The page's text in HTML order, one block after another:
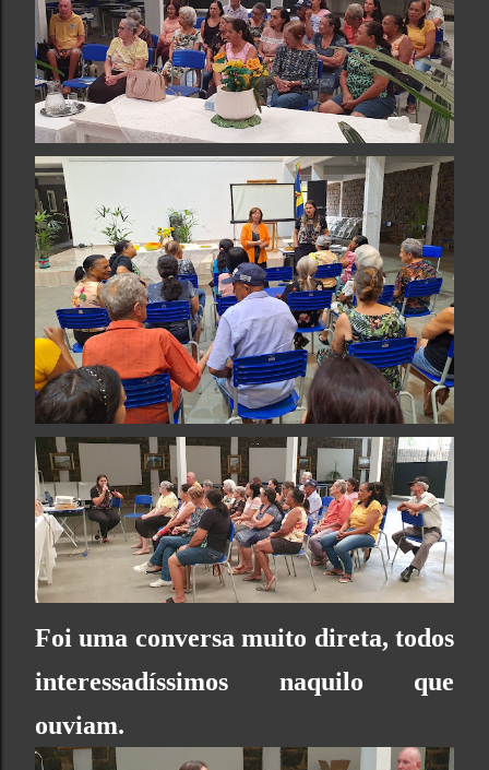
Foi uma conversa muito direta, todos
interessadíssimos naquilo que
ouviam.